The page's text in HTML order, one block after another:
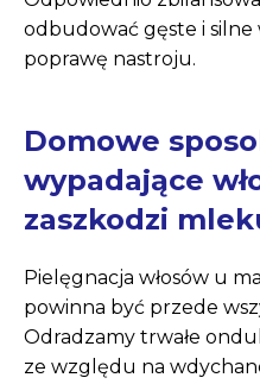
odbudować gęste i silne
poprawę nastroju.
Domowe
wypadające
zaszkodzi
Pielęgnacja włosów u
powinna być przede
Odradzamy trwałe
ze względu na